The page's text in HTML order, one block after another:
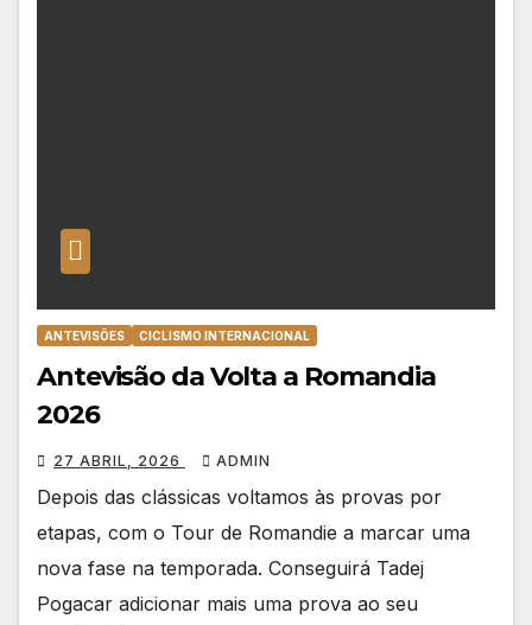
ANTEVISÕES CICLISMO INTERNACIONAL
Antevisão da Volta a Romandia
2026
27 ABRIL, 2026 ADMIN
Depois das clássicas voltamos às provas por
etapas, com o Tour de Romandie a marcar uma
nova fase na temporada. Conseguirá Tadej
Pogacar adicionar mais uma prova ao seu